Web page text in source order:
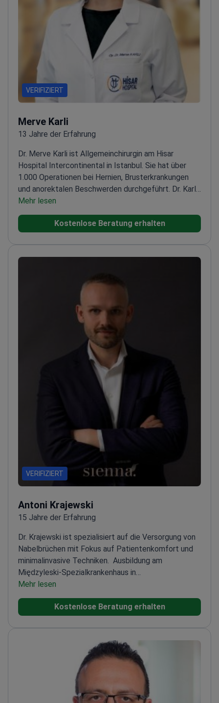
VERIFIZIERT
Merve Karli
13 Jahre der Erfahrung
Dr. Merve Karli ist Allgemeinchirurgin am Hisar
Hospital Intercontinental in Istanbul. Sie hat über
1.000 Operationen bei Hernien, Brusterkrankungen
und anorektalen Beschwerden durchgeführt. Dr. Karli
wurde an der Eskisehir Osmangazi Universität und am
Sadi Konuk Ausbildungs- und Forschungskrankenhaus
ausgebildet. Sie besitzt offizielle Zertifikate zur
Verfahren. Spezialisiert auf laparoskopische und
offene Hernienreparaturen, einschließlich Nabel- und
PEG-Anlagen für diagnostische und therapeutische
Erkrankungen und betreut komplexe Fälle von
Brusterkrankungen.
JCI-akkreditierten Einrichtung, die jährlich über
500.000 Patienten versorgt.
Mehr lesen
Kostenlose Beratung erhalten
VERIFIZIERT
Antoni Krajewski
15 Jahre der Erfahrung
Dr. Krajewski ist spezialisiert auf die Versorgung von
Nabelbrüchen mit Fokus auf Patientenkomfort und
minimalinvasive Techniken. Ausbildung am
Międzyleski-Spezialkrankenhaus in
WarschauBesonders aufmerksam gegenüber den
Bedürfnissen von LGBTQ+-PatientenKombiniert
chirurgische Expertise mit der modernen
Mehr lesen
Kostenlose Beratung erhalten